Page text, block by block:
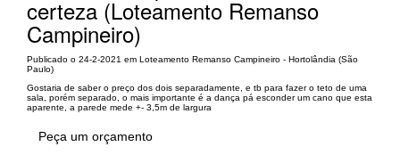
certeza (Loteamento Remanso
Campineiro)
Publicado o 24-2-2021 em Loteamento Remanso Campineiro - Hortolândia (São
Paulo)
Gostaria de saber o preço dos dois separadamente, e tb para fazer o teto de uma
sala, porém separado, o mais importante é a dança pá esconder um cano que esta
aparente, a parede mede +- 3,5m de largura
Peça um orçamento